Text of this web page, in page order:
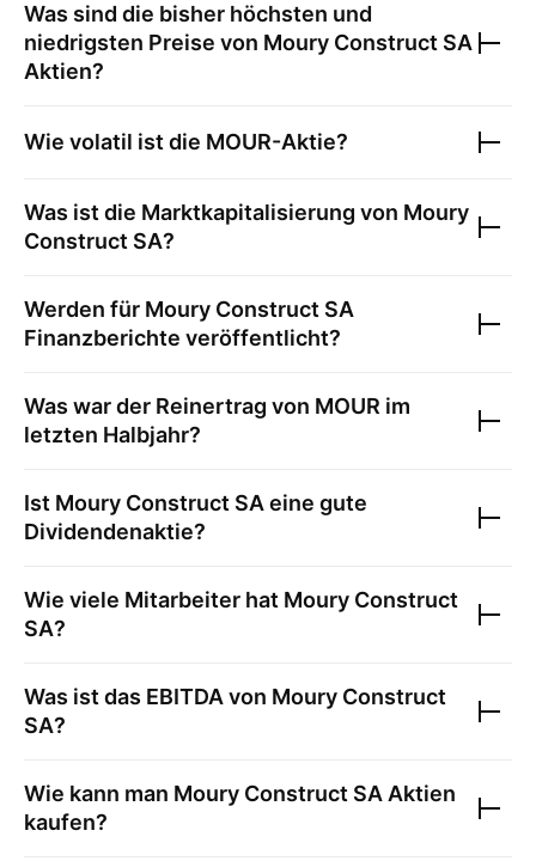
Was sind die bisher höchsten und
niedrigsten Preise von Moury Construct SA
Aktien?
Wie volatil ist die MOUR-Aktie?
Was ist die Marktkapitalisierung von Moury
Construct SA?
Werden für Moury Construct SA
Finanzberichte veröffentlicht?
Was war der Reinertrag von MOUR im
letzten Halbjahr?
Ist Moury Construct SA eine gute
Dividendenaktie?
Wie viele Mitarbeiter hat Moury Construct
SA?
Was ist das EBITDA von Moury Construct
SA?
Wie kann man Moury Construct SA Aktien
kaufen?